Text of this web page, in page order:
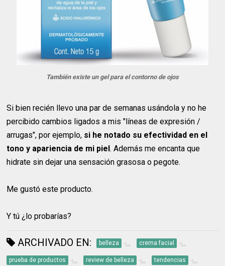
También existe un gel para el contorno de ojos
Si bien recién llevo una par de semanas usándola y no he
percibido cambios ligados a mis "líneas de expresión /
arrugas", por ejemplo, si he notado su efectividad en el
tono y apariencia de mi piel. Además me encanta que
hidrate sin dejar una sensación grasosa o pegote.
Me gustó este producto.
Y tú ¿lo probarías?
ARCHIVADO EN: belleza crema facial
prueba de productos review de belleza tendencias